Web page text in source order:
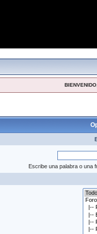
Escribe una palabra o una